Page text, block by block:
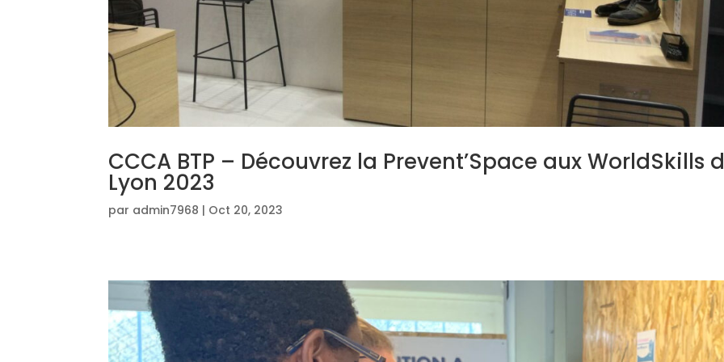
CCCA BTP – Découvrez la Prevent’Space aux WorldSkills
Lyon 2023
par admin7968 | Oct 20, 2023